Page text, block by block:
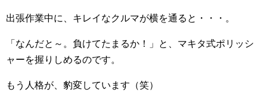
出張作業中に、キレイなクルマが横を通ると・・・。
「なんだと～。負けてたまるか！」と、マキタ式ポリッシ
ャーを握りしめるのです。
もう人格が、豹変しています（笑）